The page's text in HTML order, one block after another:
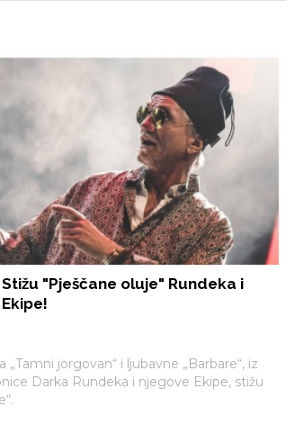
Stižu "Pješčane oluje" Rundeka i
Ekipe!
„Tamni jorgovan“ i ljubavne „Barbare“, iz
Darka Rundeka i njegove Ekipe, stižu